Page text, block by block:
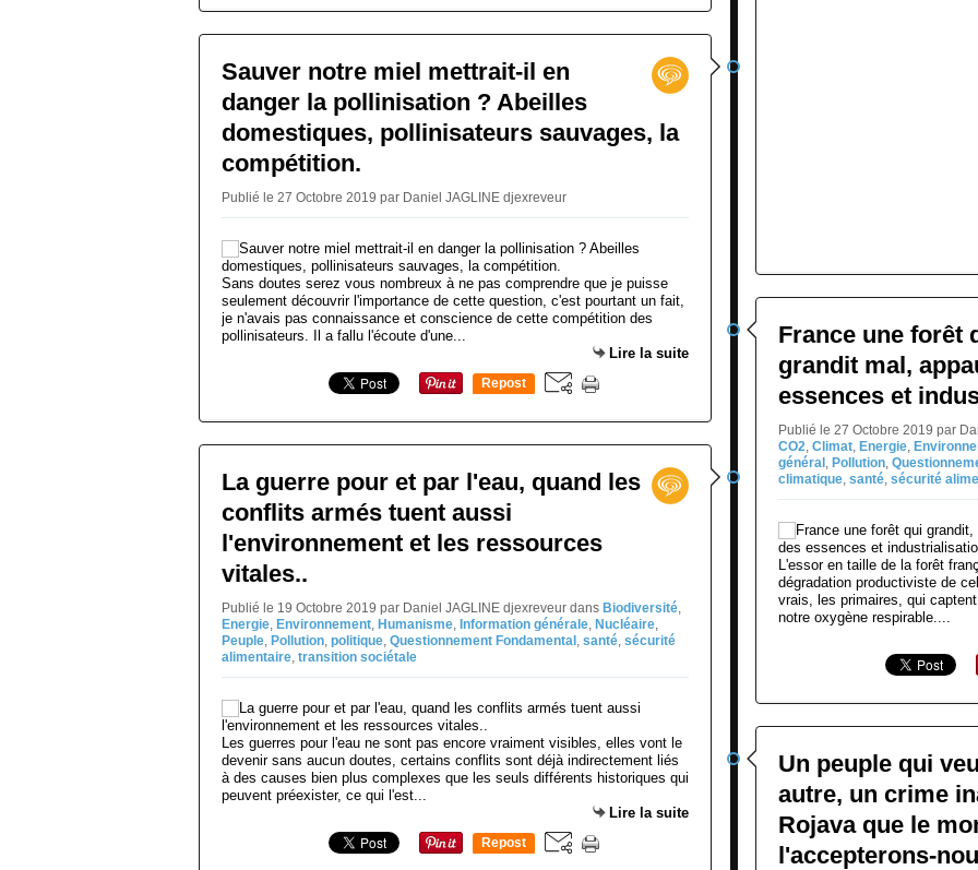
Sauver notre miel mettrait-il en
danger la pollinisation ? Abeilles
domestiques, pollinisateurs sauvages, la
compétition.
Publié le 27 Octobre 2019 par Daniel JAGLINE djexreveur
Sans doutes serez vous nombreux à ne pas comprendre que je puisse
seulement découvrir l'importance de cette question, c'est pourtant un fait,
je n'avais pas connaissance et conscience de cette compétition des
pollinisateurs. Il a fallu l'écoute d'une...
Lire la suite
Repost
La guerre pour et par l'eau, quand les
conflits armés tuent aussi
l'environnement et les ressources
vitales..
Publié le 19 Octobre 2019 par Daniel JAGLINE djexreveur dans Biodiversité,
Energie, Environnement, Humanisme, Information générale, Nucléaire,
Peuple, Pollution, politique, Questionnement Fondamental , santé, sécurité
alimentaire, transition sociétale
Les guerres pour l'eau ne sont pas encore vraiment visibles, elles vont le
devenir sans aucun doutes, certains conflits sont déjà indirectement liés
à des causes bien plus complexes que les seuls différents historiques qui
peuvent préexister, ce qui l'est...
Lire la suite
Repost
France une forêt
grandit mal,
essences et
Publié le 27 Octobre 2019 par
CO2, Climat, Energie,
général , Pollution,
climatique, santé, sécurité
L'essor en taille de la forêt
dégradation productiviste de
vrais, les primaires, qui
notre oxygène respirable....
Un peuple qui
autre, un crime
Rojava que le
l'accepterons-